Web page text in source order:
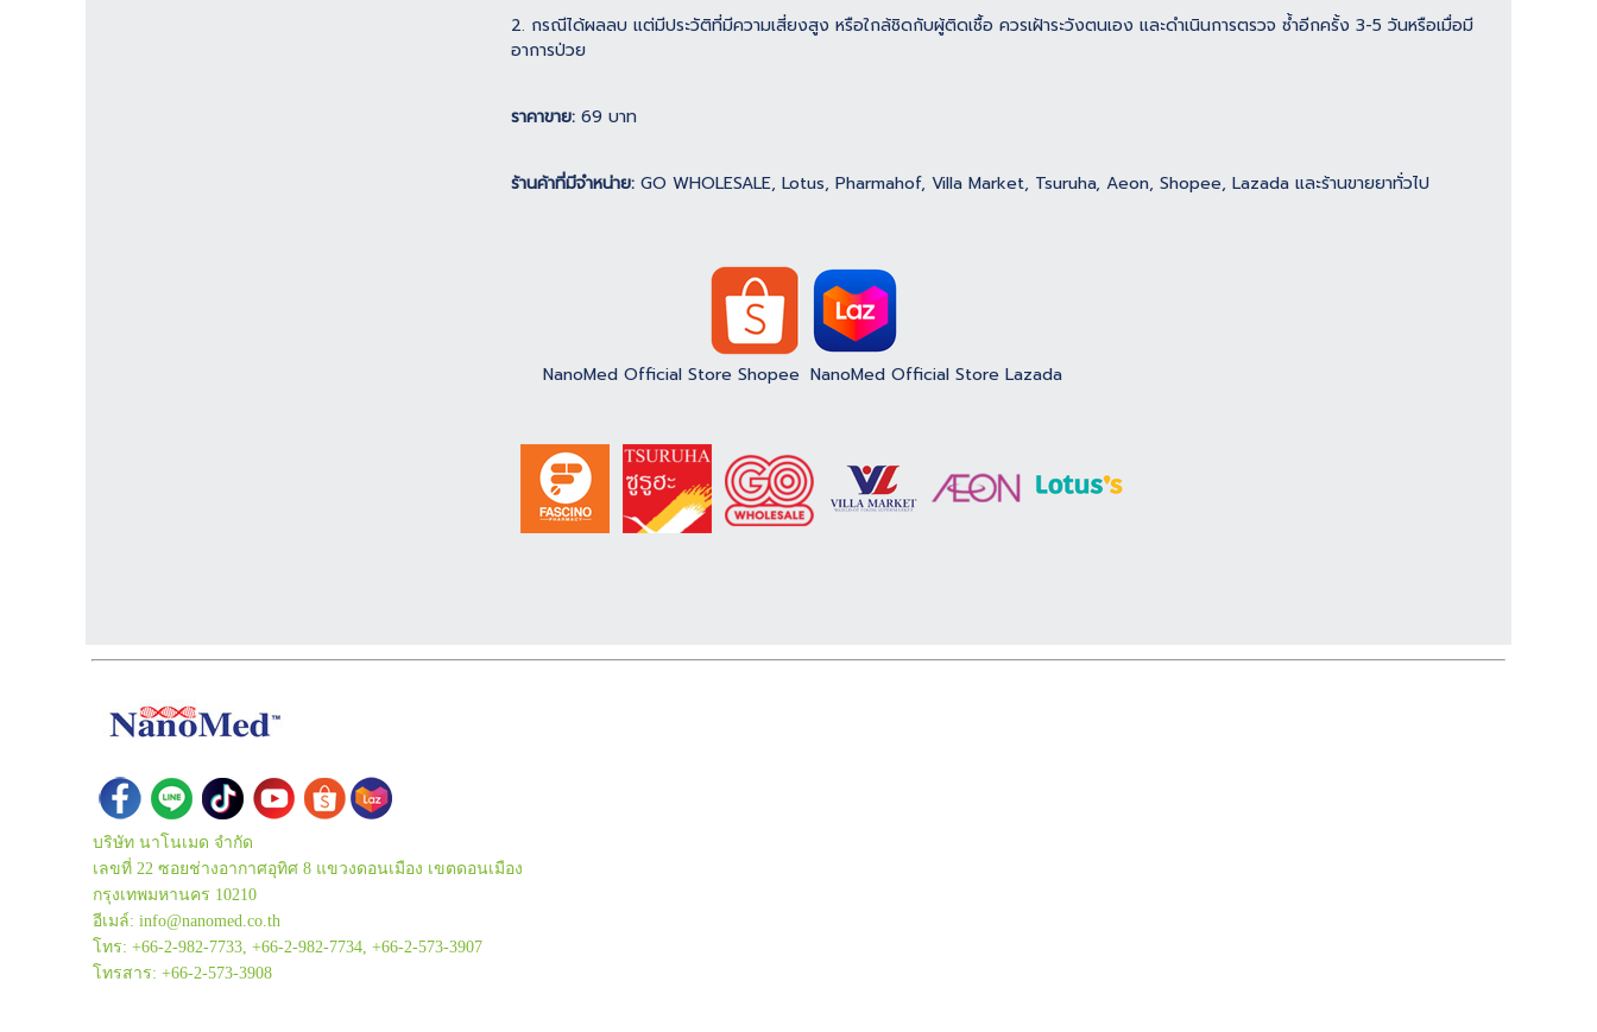
2. กรณีได้ผลลบ แต่มีประวัติที่มีความเสี่ยงสูง หรือใกล้ชิดกับผู้ติดเชื้อ ควรเฝ้าระวังตนเอง และดำเนินการตรวจ ซ้ำอีกครั้ง 3-5 วันหรือเมื่อมี
อาการป่วย
ราคาขาย: 69 บาท
ร้านค้าที่มีจำหน่าย: GO WHOLESALE, Lotus, Pharmahof, Villa Market, Tsuruha, Aeon, Shopee, Lazada และร้านขายยาทั่วไป
NanoMed Official Store Shopee NanoMed Official Store Lazada
บริษัท นาโนเมด จำกัด
เลขที่ 22 ซอยช่างอากาศอุทิศ 8 แขวงดอนเมือง เขตดอนเมือง
กรุงเทพมหานคร 10210
อีเมล์: info@nanomed.co.th
โทร: +66-2-982-7733, +66-2-982-7734, +66-2-573-3907
โทรสาร: +66-2-573-3908